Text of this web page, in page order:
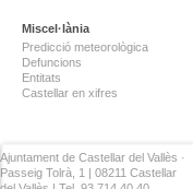
Miscel·lània
Predicció meteorològica
Defuncions
Entitats
Castellar en xifres
Ajuntament de Castellar del Vallès ·
Passeig Tolrà, 1 | 08211 Castellar